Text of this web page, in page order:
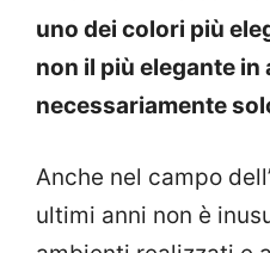
uno dei colori più
non il più elegante in
necessariamente
Anche nel campo
ultimi anni non è